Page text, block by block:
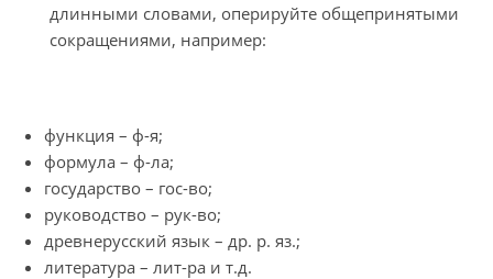
длинными словами, оперируйте общепринятыми
сокращениями, например:
функция – ф-я;
формула – ф-ла;
государство – гос-во;
руководство – рук-во;
древнерусский язык – др. р. яз.;
литература – лит-ра и т.д.